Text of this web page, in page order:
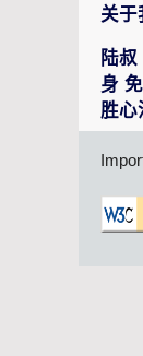
关于
陆
身
胜心